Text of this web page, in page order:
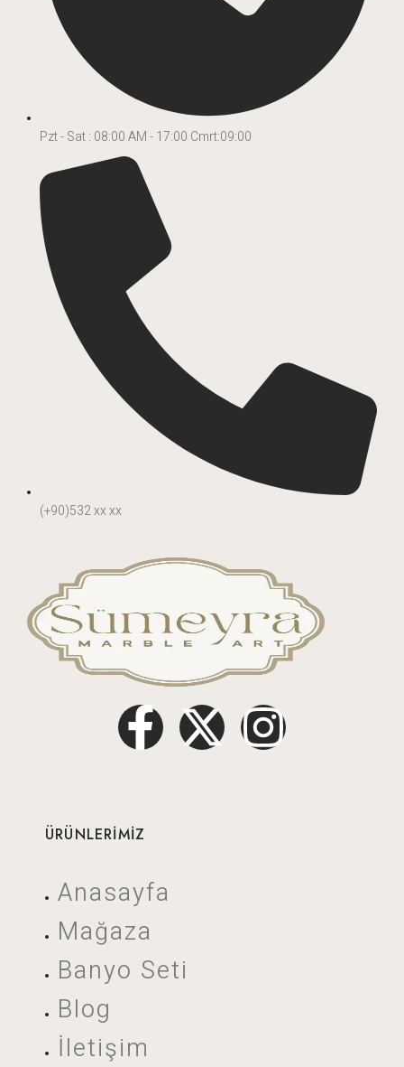
Pzt - Sat : 08:00 AM - 17:00 Cmrt:09:00
(+90)532 xx xx
ÜRÜNLERİMİZ
Anasayfa
Mağaza
Banyo Seti
Blog
İletişim